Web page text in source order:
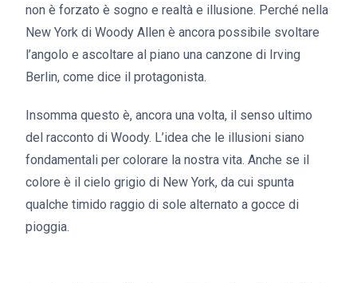
non è forzato è sogno e realtà e illusione. Perché nella
New York di Woody Allen è ancora possibile svoltare
l’angolo e ascoltare al piano una canzone di Irving
Berlin, come dice il protagonista.
Insomma questo è, ancora una volta, il senso ultimo
del racconto di Woody. L’idea che le illusioni siano
fondamentali per colorare la nostra vita. Anche se il
colore è il cielo grigio di New York, da cui spunta
qualche timido raggio di sole alternato a gocce di
pioggia.